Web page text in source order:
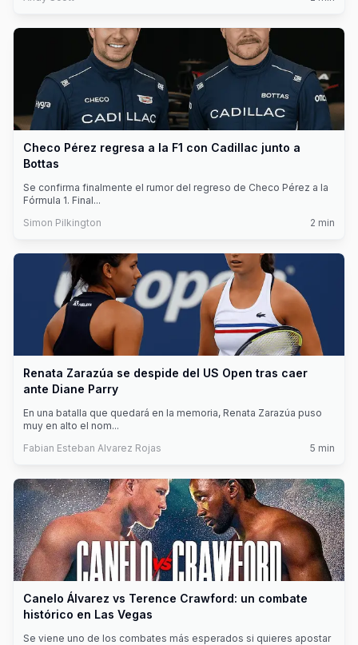
Checo Pérez regresa a la F1 con Cadillac junto a
Bottas
Se confirma finalmente el rumor del regreso de Checo Pérez a la
Fórmula 1. Final...
Simon Pilkington
2 min
Renata Zarazúa se despide del US Open tras caer
ante Diane Parry
En una batalla que quedará en la memoria, Renata Zarazúa puso
muy en alto el nom...
Fabian Esteban Alvarez Rojas
5 min
Canelo Álvarez vs Terence Crawford: un combate
histórico en Las Vegas
Se viene uno de los combates más esperados si quieres apostar